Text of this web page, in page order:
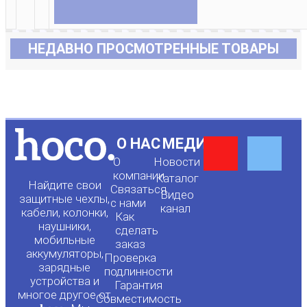
НЕДАВНО ПРОСМОТРЕННЫЕ ТОВАРЫ
Найдите свои
защитные чехлы,
кабели, колонки,
наушники,
мобильные
аккумуляторы,
зарядные
устройства и
многое другое от
О НАС
О
компании
Связаться
с нами
Как
сделать
заказ
Проверка
подлинности
Гарантия
Совместимость
МЕДИА
Новости
Каталог
Видео
канал